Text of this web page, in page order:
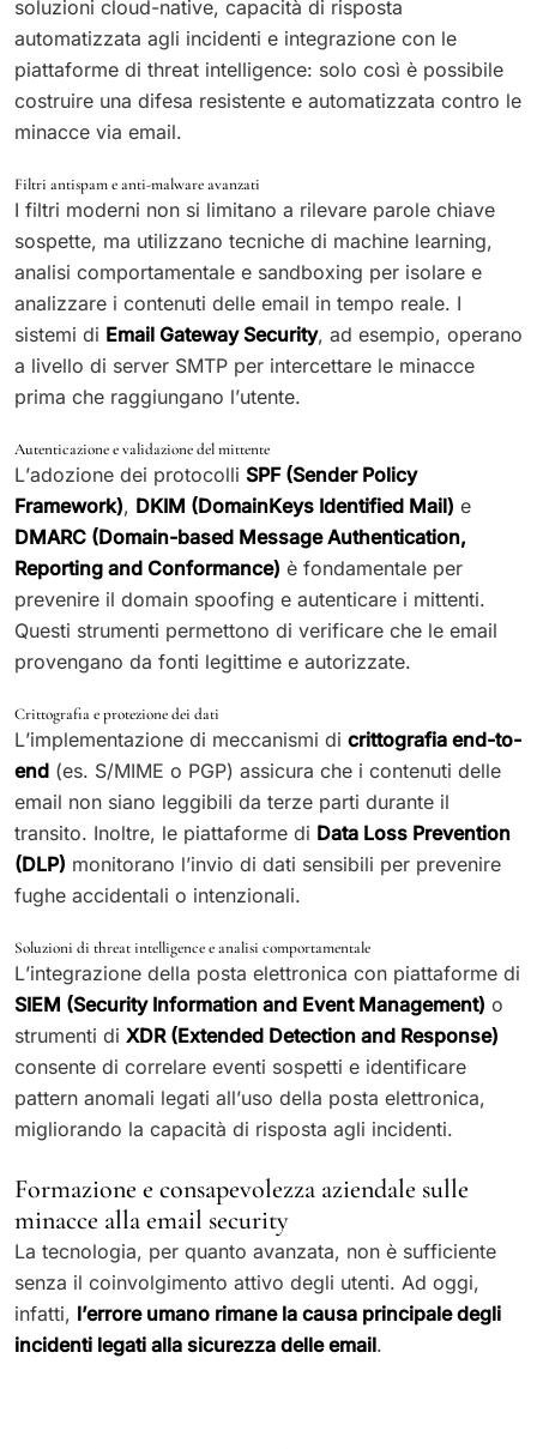
soluzioni cloud-native, capacità di risposta
automatizzata agli incidenti e integrazione con le
piattaforme di threat intelligence: solo così è possibile
costruire una difesa resistente e automatizzata contro le
minacce via email.
Filtri antispam e anti-malware avanzati
I filtri moderni non si limitano a rilevare parole chiave
sospette, ma utilizzano tecniche di machine learning,
analisi comportamentale e sandboxing per isolare e
analizzare i contenuti delle email in tempo reale. I
sistemi di Email Gateway Security, ad esempio, operano
a livello di server SMTP per intercettare le minacce
prima che raggiungano l’utente.
Autenticazione e validazione del mittente
L’adozione dei protocolli SPF (Sender Policy
Framework), DKIM (DomainKeys Identified Mail) e
DMARC (Domain-based Message Authentication,
Reporting and Conformance) è fondamentale per
prevenire il domain spoofing e autenticare i mittenti.
Questi strumenti permettono di verificare che le email
provengano da fonti legittime e autorizzate.
Crittografia e protezione dei dati
L’implementazione di meccanismi di crittografia end-to-
end (es. S/MIME o PGP) assicura che i contenuti delle
email non siano leggibili da terze parti durante il
transito. Inoltre, le piattaforme di Data Loss Prevention
(DLP) monitorano l’invio di dati sensibili per prevenire
fughe accidentali o intenzionali.
Soluzioni di threat intelligence e analisi comportamentale
L’integrazione della posta elettronica con piattaforme di
SIEM (Security Information and Event Management) o
strumenti di XDR (Extended Detection and Response)
consente di correlare eventi sospetti e identificare
pattern anomali legati all’uso della posta elettronica,
migliorando la capacità di risposta agli incidenti.
Formazione e consapevolezza aziendale sulle
minacce alla email security
La tecnologia, per quanto avanzata, non è sufficiente
senza il coinvolgimento attivo degli utenti. Ad oggi,
infatti, l’errore umano rimane la causa principale degli
incidenti legati alla sicurezza delle email.